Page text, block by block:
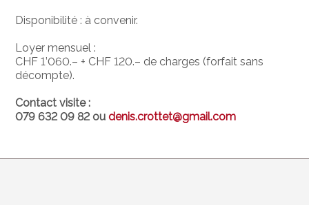
Disponibilité : à convenir.
Loyer mensuel :
CHF 1’060.– + CHF 120.– de charges (forfait sans
décompte).
Contact visite :
079 632 09 82 oudenis.crottet@gmail.com